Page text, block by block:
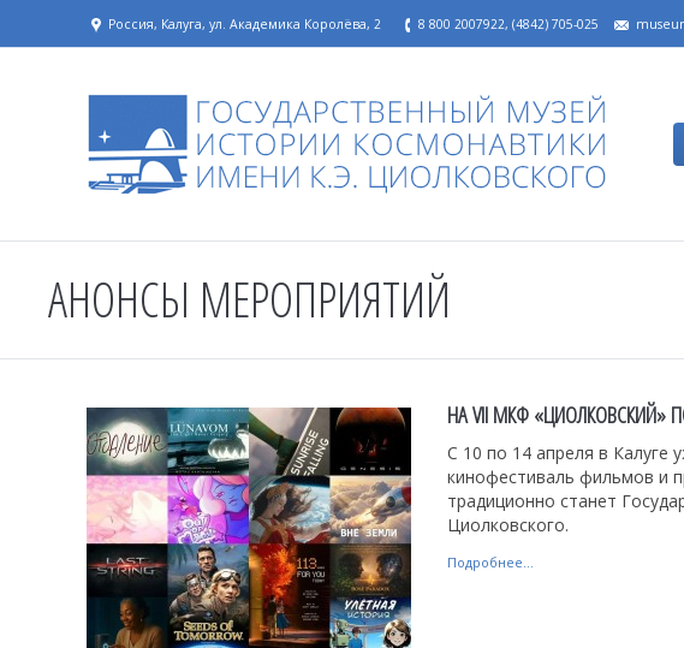
Россия, Калуга, ул. Академика Королёва, 2 8 800 2007922, (4842) 705-025
АНОНСЫ МЕРОПРИЯТИЙ
НА VII МКФ «ЦИОЛКОВСКИЙ»
С 10 по 14 апреля в Калуге
кинофестиваль фильмов и
традиционно станет
Циолковского.
Подробнее...